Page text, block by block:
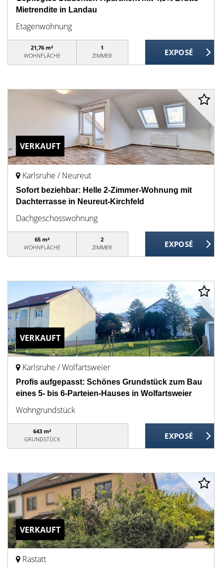
Mietrendite in Landau
Etagenwohnung
21,76 m²
WOHNFLÄCHE
1
ZIMMER
VERKAUFT
Karlsruhe / Neureut
Sofort beziehbar: Helle 2-Zimmer-Wohnung mit
Dachterrasse in Neureut-Kirchfeld
Dachgeschosswohnung
65 m²
WOHNFLÄCHE
2
ZIMMER
VERKAUFT
Karlsruhe / Wolfartsweier
Profis aufgepasst: Schönes Grundstück zum Bau
eines 5- bis 6-Parteien-Hauses in Wolfartsweier
Wohngrundstück
643 m²
GRUNDSTÜCK
VERKAUFT
Rastatt